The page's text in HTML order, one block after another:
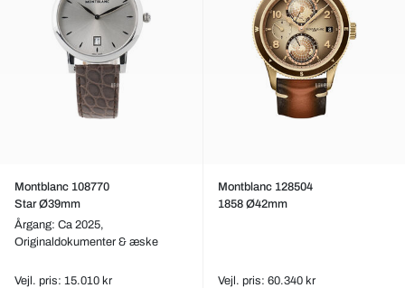
Montblanc 108770
Star Ø39mm
Årgang: Ca 2025,
Originaldokumenter & æske
Vejl. pris: 15.010 kr
Montblanc 128504
1858 Ø42mm
Vejl. pris: 60.340 kr